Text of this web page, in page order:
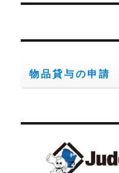
ン
稿:
物品貸与の申請